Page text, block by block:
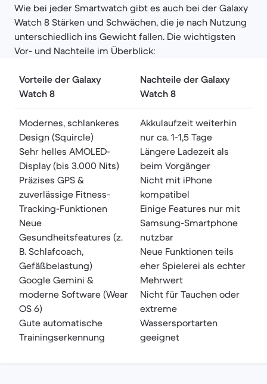
Wie bei jeder Smartwatch gibt es auch bei der Galaxy
Watch 8 Stärken und Schwächen, die je nach Nutzung
unterschiedlich ins Gewicht fallen. Die wichtigsten
Vor- und Nachteile im Überblick:
Vorteile der Galaxy
Watch 8
Nachteile der Galaxy
Watch 8
Modernes, schlankeres
Design (Squircle)
Sehr helles AMOLED-
Display (bis 3.000 Nits)
Präzises GPS &
zuverlässige Fitness-
Tracking-Funktionen
Neue
Gesundheitsfeatures (z.
B. Schlafcoach,
Gefäßbelastung)
Google Gemini &
moderne Software (Wear
OS 6)
Gute automatische
Trainingserkennung
Akkulaufzeit weiterhin
nur ca. 1-1,5 Tage
Längere Ladezeit als
beim Vorgänger
Nicht mit iPhone
kompatibel
Einige Features nur mit
Samsung-Smartphone
nutzbar
Neue Funktionen teils
eher Spielerei als echter
Mehrwert
Nicht für Tauchen oder
extreme
Wassersportarten
geeignet